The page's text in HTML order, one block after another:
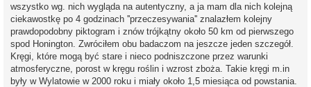
wszystko wg. nich wygląda na autentyczny, a ja mam dla nich kolejną
ciekawostkę po 4 godzinach ''przeczesywania'' znalazłem kolejny
prawdopodobny piktogram i znów trójkątny około 50 km od pierwszego
spod Honington. Zwróciłem obu badaczom na jeszcze jeden szczegół.
Kręgi, które mogą być stare i nieco podniszczone przez warunki
atmosferyczne, porost w kręgu roślin i wzrost zboża. Takie kręgi m.in
były w Wylatowie w 2000 roku i miały około 1,5 miesiąca od powstania.